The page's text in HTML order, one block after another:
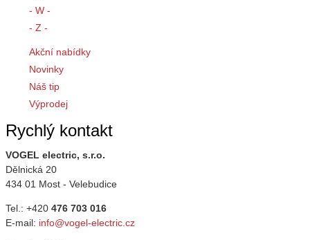
- W -
- Z -
Akční nabídky
Novinky
Náš tip
Výprodej
Rychlý kontakt
VOGEL electric, s.r.o.
Dělnická 20
434 01 Most - Velebudice
Tel.: +420 476 703 016
E-mail: info@vogel-electric.cz